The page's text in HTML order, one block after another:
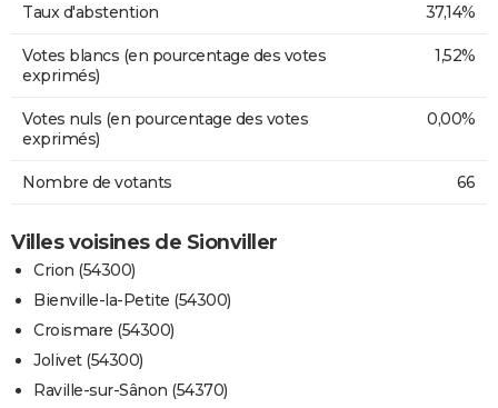
Taux d'abstention 37,14%
Votes blancs (en pourcentage des votes
exprimés)
1,52%
Votes nuls (en pourcentage des votes
exprimés)
0,00%
Nombre de votants 66
Villes voisines de Sionviller
Crion (54300)
Bienville-la-Petite (54300)
Croismare (54300)
Jolivet (54300)
Raville-sur-Sânon (54370)